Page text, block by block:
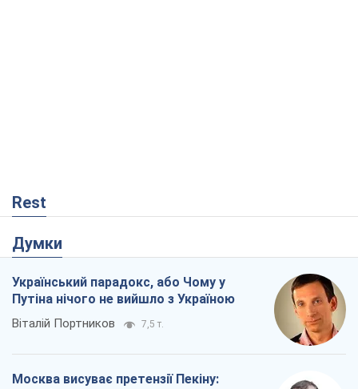
Rest
Думки
Український парадокс, або Чому у
Путіна нічого не вийшло з Україною
Віталій Портников 7,5 т.
Москва висуває претензії Пекіну: